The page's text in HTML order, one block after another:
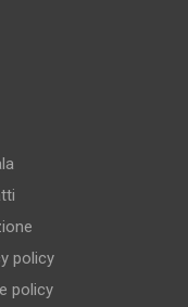
policy
policy